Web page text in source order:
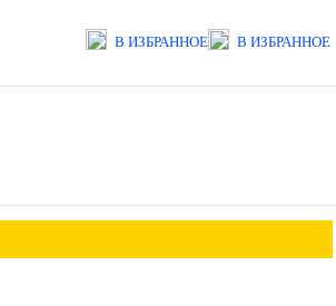
В ИЗБРАННОЕ В ИЗБРАННОЕ